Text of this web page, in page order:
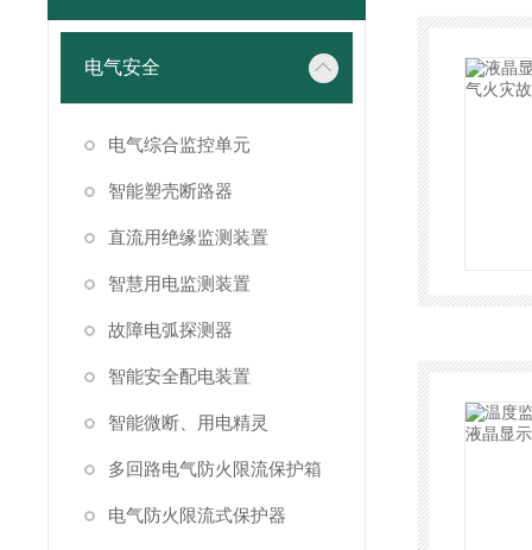
电气安全
电气综合监控单元
智能塑壳断路器
直流用绝缘监测装置
智慧用电监测装置
故障电弧探测器
智能安全配电装置
智能微断、用电精灵
多回路电气防火限流保护箱
电气防火限流式保护器